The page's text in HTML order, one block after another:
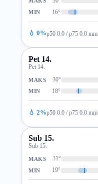
MIN 16°
💧 0%p50 0.0 / p75 0.0 mm
Pet 14.
Pet 14.
MAKS 30°
MIN 18°
💧 2%p50 0.0 / p75 0.0 mm
Sub 15.
Sub 15.
MAKS 31°
MIN 19°